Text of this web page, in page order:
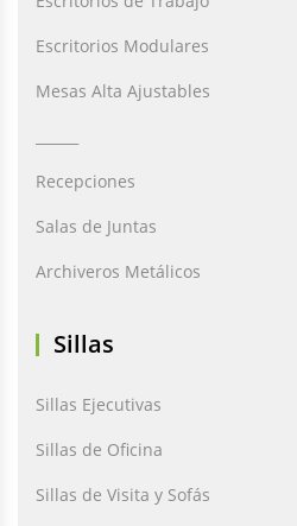
Escritorios Modulares
Mesas Alta Ajustables
Recepciones
Salas de Juntas
Archiveros Metálicos
Sillas
Sillas Ejecutivas
Sillas de Oficina
Sillas de Visita y Sofás